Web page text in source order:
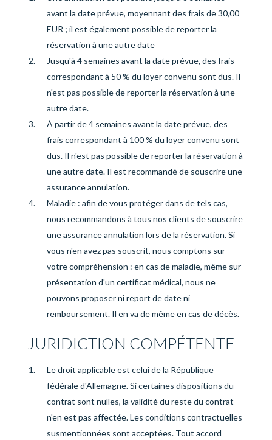
avant la date prévue, moyennant des frais de 30,00
EUR ; il est également possible de reporter la
réservation à une autre date
Jusqu'à 4 semaines avant la date prévue, des frais
correspondant à 50 % du loyer convenu sont dus. Il
n'est pas possible de reporter la réservation à une
autre date.
À partir de 4 semaines avant la date prévue, des
frais correspondant à 100 % du loyer convenu sont
dus. Il n'est pas possible de reporter la réservation à
une autre date. Il est recommandé de souscrire une
assurance annulation.
Maladie : afin de vous protéger dans de tels cas,
nous recommandons à tous nos clients de souscrire
une assurance annulation lors de la réservation. Si
vous n'en avez pas souscrit, nous comptons sur
votre compréhension : en cas de maladie, même sur
présentation d'un certificat médical, nous ne
pouvons proposer ni report de date ni
remboursement. Il en va de même en cas de décès.
JURIDICTION COMPÉTENTE
Le droit applicable est celui de la République
fédérale d'Allemagne. Si certaines dispositions du
contrat sont nulles, la validité du reste du contrat
n'en est pas affectée. Les conditions contractuelles
susmentionnées sont acceptées. Tout accord